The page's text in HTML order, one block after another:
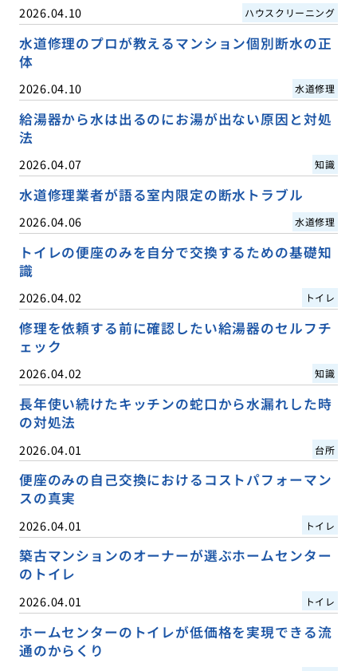
2026.04.10 ハウスクリーニング
水道修理のプロが教えるマンション個別断水の正
体
2026.04.10 水道修理
給湯器から水は出るのにお湯が出ない原因と対処
法
2026.04.07 知識
水道修理業者が語る室内限定の断水トラブル
2026.04.06 水道修理
トイレの便座のみを自分で交換するための基礎知
識
2026.04.02 トイレ
修理を依頼する前に確認したい給湯器のセルフチ
ェック
2026.04.02 知識
長年使い続けたキッチンの蛇口から水漏れした時
の対処法
2026.04.01 台所
便座のみの自己交換におけるコストパフォーマン
スの真実
2026.04.01 トイレ
築古マンションのオーナーが選ぶホームセンター
のトイレ
2026.04.01 トイレ
ホームセンターのトイレが低価格を実現できる流
通のからくり